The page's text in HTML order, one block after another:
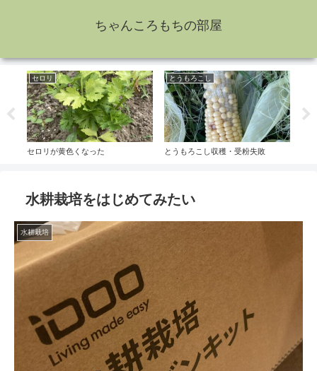
ちゃんころもちの部屋
セロリ
セロリが黄色くなった
とうもろこし
とうもろこし収穫・受粉失敗
水耕栽培をはじめてみたい
水耕栽培